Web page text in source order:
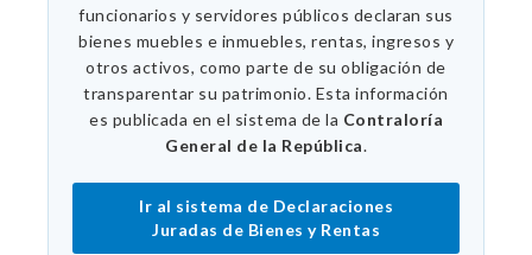
funcionarios y servidores públicos declaran sus
bienes muebles e inmuebles, rentas, ingresos y
otros activos, como parte de su obligación de
transparentar su patrimonio. Esta información
es publicada en el sistema de la Contraloría
General de la República.
Ir al sistema de Declaraciones
Juradas de Bienes y Rentas